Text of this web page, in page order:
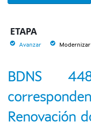
ETAPA
Avanzar Modernizar
BDNS
Renovación